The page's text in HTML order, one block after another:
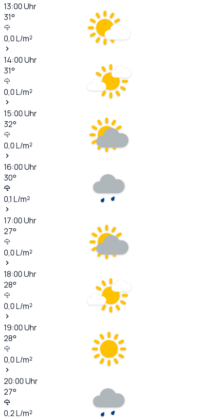
13:00Uhr
31°
0,0L/m²
14:00Uhr
31°
0,0L/m²
15:00Uhr
32°
0,0L/m²
16:00Uhr
30°
0,1 L/m²
17:00Uhr
27°
0,0L/m²
18:00Uhr
28°
0,0L/m²
19:00Uhr
28°
0,0L/m²
20:00Uhr
27°
0,2L/m²